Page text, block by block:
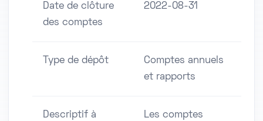
Date de clôture
des comptes
2022-08-31
Type de dépôt
Comptes annuels
et rapports
Descriptif à
Les comptes